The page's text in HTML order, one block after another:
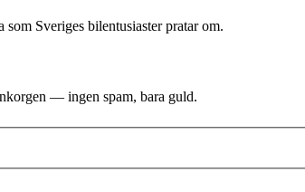
Sveriges bilentusiaster pratar om.
— ingen spam, bara guld.